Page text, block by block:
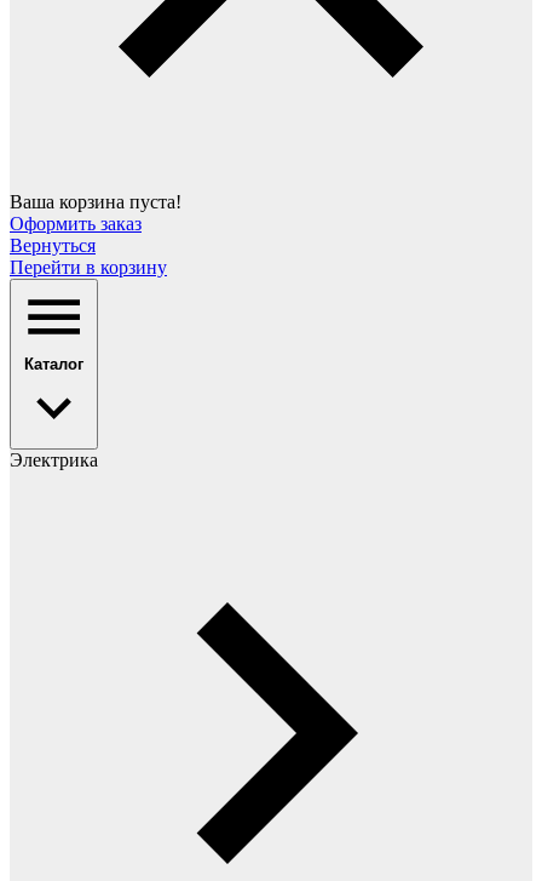
Ваша корзина пуста!
Оформить заказ
Вернуться
Перейти в корзину
Каталог
Электрика